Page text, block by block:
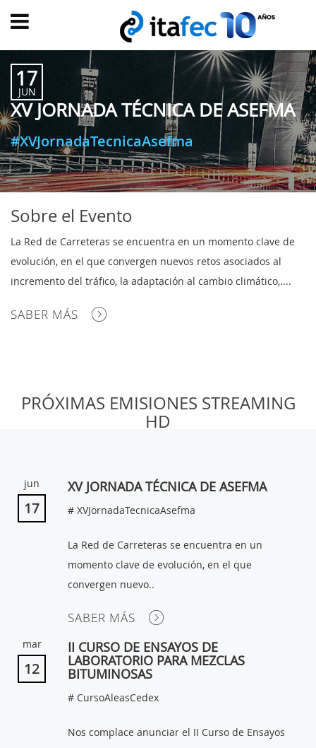
Main
INICIO
EVOLUCIÓN
EVENTOS
WATCH
NOW
TRANSFORMACIÓN
EXPERIENCE
CUENTA
CLUB
AUTORES
17
JUN
XV JORNADA TÉCNICA DE ASEFMA
#XVJornadaTecnicaAsefma
Sobre el Evento
La Red de Carreteras se encuentra en un momento clave de
evolución, en el que convergen nuevos retos asociados al
incremento del tráfico, la adaptación al cambio climático,....
SABER MÁS
PRÓXIMAS EMISIONES STREAMING
HD
jun
17
XV JORNADA TÉCNICA DE ASEFMA
# XVJornadaTecnicaAsefma
La Red de Carreteras se encuentra en un
momento clave de evolución, en el que
convergen nuevo..
SABER MÁS
mar
12
II CURSO DE ENSAYOS DE
LABORATORIO PARA MEZCLAS
BITUMINOSAS
# CursoAleasCedex
Nos complace anunciar el II Curso de Ensayos